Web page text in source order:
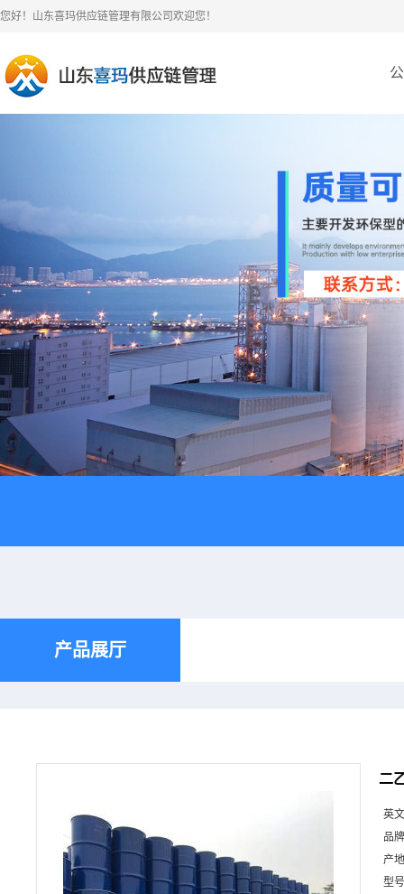
您好！山东喜玛供应链管理有限公司欢迎您！
产品展厅
二
英
品
产
型